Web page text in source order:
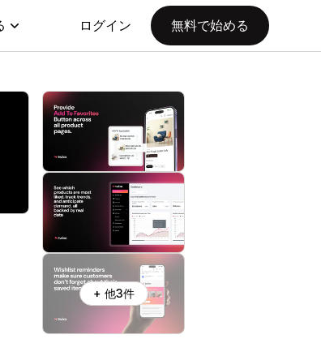
ログイン 無料で始める
+ 他3件